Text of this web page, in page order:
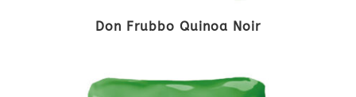
Don Frubbo Quinoa Noir